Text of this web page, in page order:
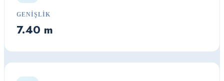
GENIŞLIK
7.40 m